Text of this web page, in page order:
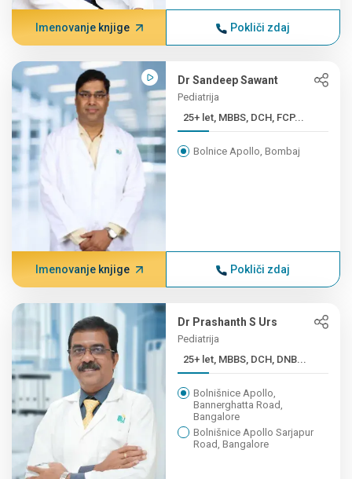
Imenovanje knjige Pokliči zdaj
Dr Sandeep Sawant
Pediatrija
25+ let, MBBS, DCH, FCP...
Bolnice Apollo, Bombaj
Imenovanje knjige Pokliči zdaj
Dr Prashanth S Urs
Pediatrija
25+ let, MBBS, DCH, DNB...
Bolnišnice Apollo,
Bannerghatta Road,
Bangalore
Bolnišnice Apollo Sarjapur
Road, Bangalore